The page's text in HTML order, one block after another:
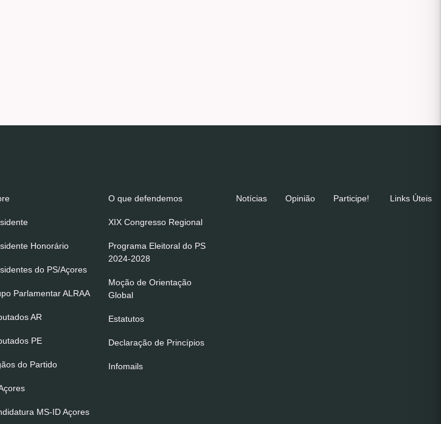
Honorário
do PS/Açores
Parlamentar ALRAA
AR
PE
do Partido
MS-ID Açores
O que defendemos
XIX Congresso Regional
Programa Eleitoral do PS
2024-2028
Moção de Orientação
Global
Estatutos
Declaração de Princípios
Infomails
Notícias Opinião Participe! Links Úteis